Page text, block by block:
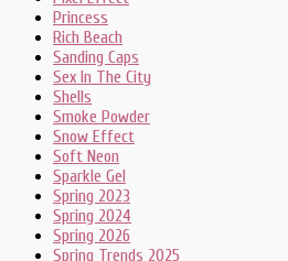
Princess
Rich Beach
Sanding Caps
Sex In The City
Shells
Smoke Powder
Snow Effect
Soft Neon
Sparkle Gel
Spring 2023
Spring 2024
Spring 2026
Spring Trends 2025